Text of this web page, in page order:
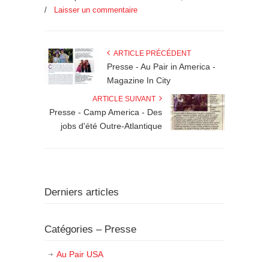
/
Laisser un commentaire
ARTICLE PRÉCÉDENT
Presse - Au Pair in America -
Magazine In City
ARTICLE SUIVANT
Presse - Camp America - Des
jobs d'été Outre-Atlantique
Derniers articles
Catégories – Presse
Au Pair USA